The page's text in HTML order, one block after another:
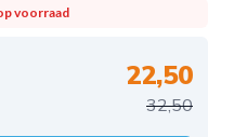
voorraad
32,50
22,50